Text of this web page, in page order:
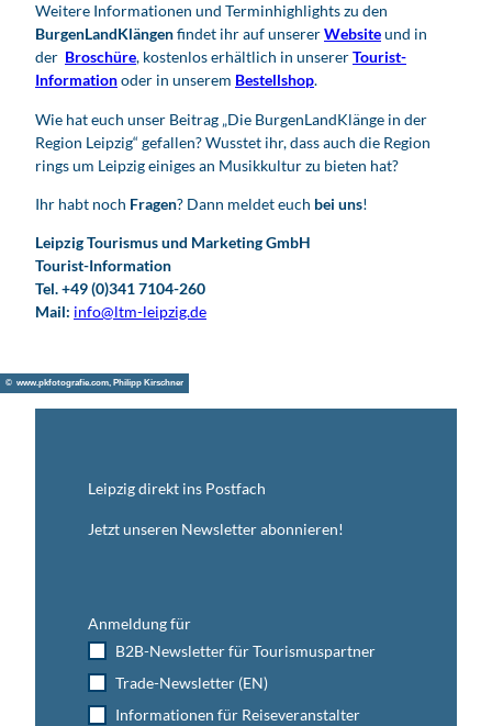
Weitere Informationen und Terminhighlights zu den
BurgenLandKlängenfindet ihr auf unsererWebsiteund in
der Broschüre, kostenlos erhältlich in unsererTourist-
Informationoder in unserem Bestellshop.
Wie hat euch unser Beitrag „Die BurgenLandKlänge in der
Region Leipzig“ gefallen? Wusstet ihr, dass auch die Region
rings um Leipzig einiges an Musikkultur zu bieten hat?
Ihr habt noch Fragen? Dann meldet euch bei uns!
Leipzig Tourismus und Marketing GmbH
Tourist-Information
Tel. +49 (0)341 7104-260
Mail: info@ltm-leipzig.de
© www.pkfotografie.com, Philipp Kirschner
Leipzig direkt ins Postfach
Jetzt unseren Newsletter abonnieren!
Anmeldung für
B2B-Newsletter für Tourismuspartner
Trade-Newsletter (EN)
Informationen für Reiseveranstalter